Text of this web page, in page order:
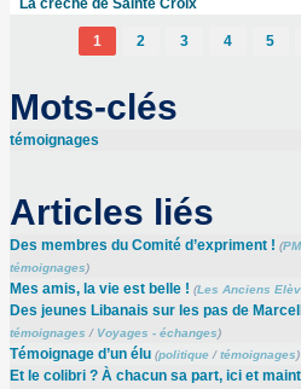
La crèche de Sainte Croix
1 2 3 4 5
Mots-clés
témoignages
Articles liés
Des membres du Comité d’expriment ! (
témoignages)
Mes amis, la vie est belle ! (Les Anciens
Des jeunes Libanais sur les pas de
témoignages / Voyages - échanges)
Témoignage d’un élu (politique/témoignages)
Et le colibri ? À chacun sa part, ici et